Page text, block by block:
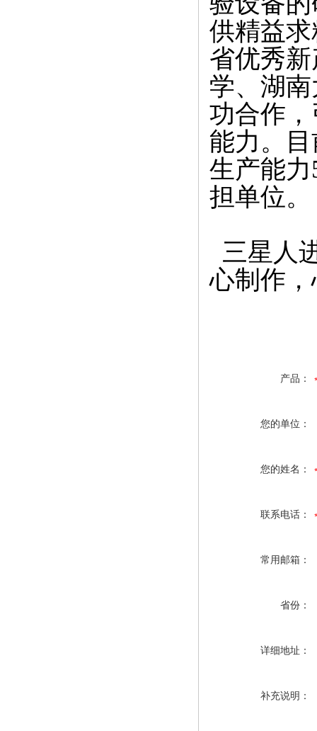
供精益
省优秀
学、湖
功合作
能力。
生产能
担单位。
三星人
心制作
产品：
您的单位：
您的姓名：
联系电话：
常用邮箱：
省份：
详细地址：
补充说明：